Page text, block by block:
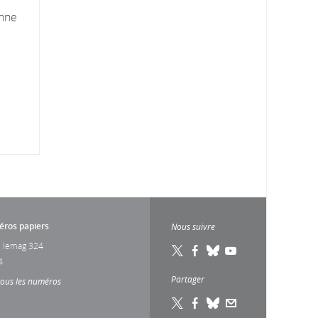
papiers
lemag 324
les numéros
Nous suivre
Partager